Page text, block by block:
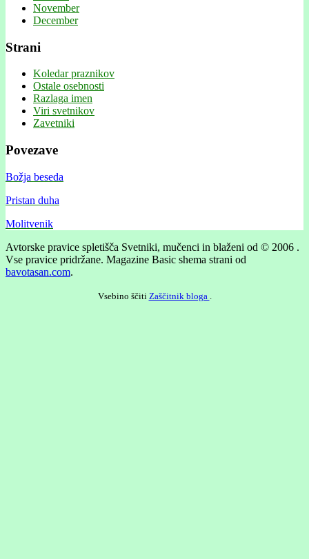
November
December
Strani
Koledar praznikov
Ostale osebnosti
Razlaga imen
Viri svetnikov
Zavetniki
Povezave
Božja beseda
Pristan duha
Molitvenik
Avtorske pravice spletišča Svetniki, mučenci in blaženi od © 2006 .
Vse pravice pridržane. Magazine Basic shema strani od
bavotasan.com.
Vsebino ščiti Zaščitnik bloga